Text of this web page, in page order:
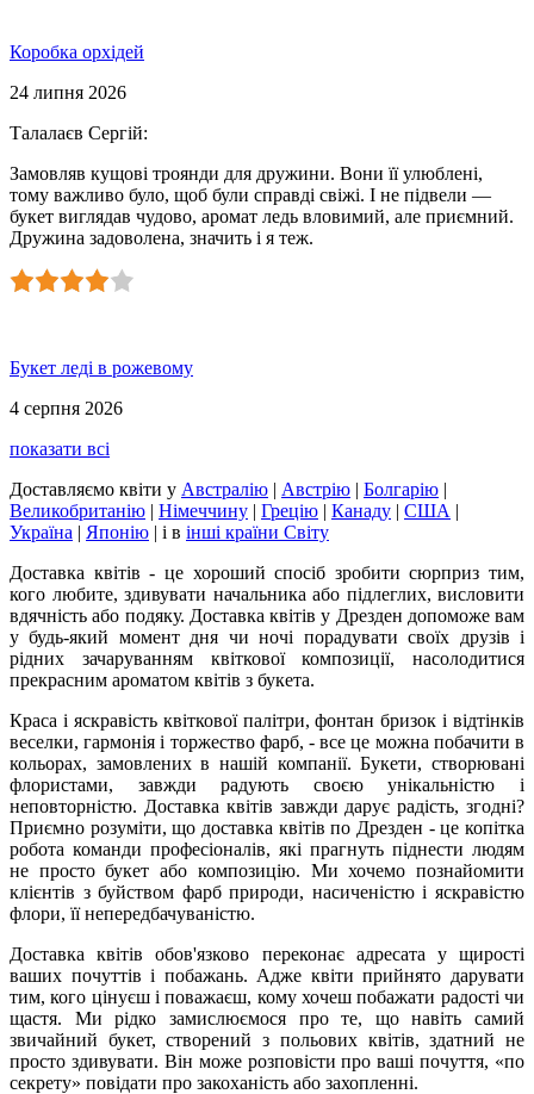
Коробка орхідей
24 липня 2026
Талалаєв Сергій:
Замовляв кущові троянди для дружини. Вони її улюблені,
тому важливо було, щоб були справді свіжі. І не підвели —
букет виглядав чудово, аромат ледь вловимий, але приємний.
Дружина задоволена, значить і я теж.
Букет леді в рожевому
4 серпня 2026
показати всі
Доставляємо квіти у Австралію | Австрію | Болгарію |
Великобританію | Німеччину | Грецію | Канаду | США |
Україна | Японію | і в інші країни Світу
Доставка квітів - це хороший спосіб зробити сюрприз тим,
кого любите, здивувати начальника або підлеглих, висловити
вдячність або подяку. Доставка квітів у Дрезден допоможе вам
у будь-який момент дня чи ночі порадувати своїх друзів і
рідних зачаруванням квіткової композиції, насолодитися
прекрасним ароматом квітів з букета.
Краса і яскравість квіткової палітри, фонтан бризок і відтінків
веселки, гармонія і торжество фарб, - все це можна побачити в
кольорах, замовлених в нашій компанії. Букети, створювані
флористами, завжди радують своєю унікальністю і
неповторністю. Доставка квітів завжди дарує радість, згодні?
Приємно розуміти, що доставка квітів по Дрезден - це копітка
робота команди професіоналів, які прагнуть піднести людям
не просто букет або композицію. Ми хочемо познайомити
клієнтів з буйством фарб природи, насиченістю і яскравістю
флори, її непередбачуваністю.
Доставка квітів обов'язково переконає адресата у щирості
ваших почуттів і побажань. Адже квіти прийнято дарувати
тим, кого цінуєш і поважаєш, кому хочеш побажати радості чи
щастя. Ми рідко замислюємося про те, що навіть самий
звичайний букет, створений з польових квітів, здатний не
просто здивувати. Він може розповісти про ваші почуття, «по
секрету» повідати про закоханість або захопленні.